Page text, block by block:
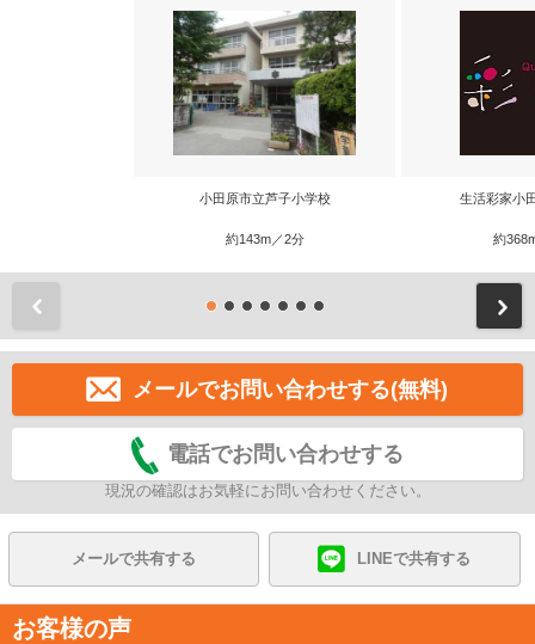
小田原市立芦子小学校
約143m／2分
生活彩家小
約
メールでお問い合わせする(無料)
電話でお問い合わせする
現況の確認はお気軽にお問い合わせください。
メールで共有する LINEで共有する
お客様の声